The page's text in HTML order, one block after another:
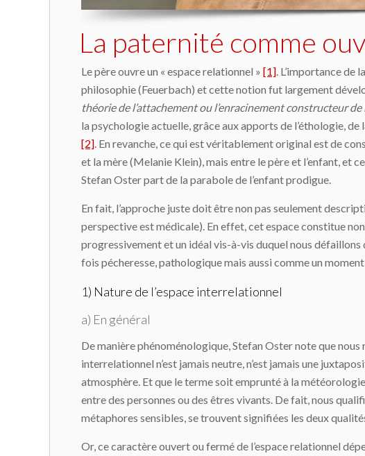
La paternité comme
Le père ouvre un « espace relationnel » [1] . L’importance
philosophie (Feuerbach) et cette notion fut largement
théorie de l’attachement ou l’enracinement constructeur
la psychologie actuelle, grâce aux apports de l’éthologie,
[2] . En revanche, ce qui est véritablement original est de
et la mère (Melanie Klein), mais entre le père et l’enfant, et
Stefan Oster part de la parabole de l’enfant prodigue.
En fait, l’approche juste doit être non pas seulement
perspective est médicale). En effet, cet espace constitue
progressivement et un idéal vis-à-vis duquel nous
fois pécheresse, pathologique mais aussi comme un
1) Nature de l’espace interrelationnel
a) En général
De manière phénoménologique, Stefan Oster note que
interrelationnel n’est jamais neutre, n’est jamais une
atmosphère. Et que le terme soit emprunté à la
entre des personnes ou des êtres vivants. De fait, nous
métaphores sensibles, se trouvent signifiées les deux
Or, ce caractère ouvert ou fermé de l’espace relationnel